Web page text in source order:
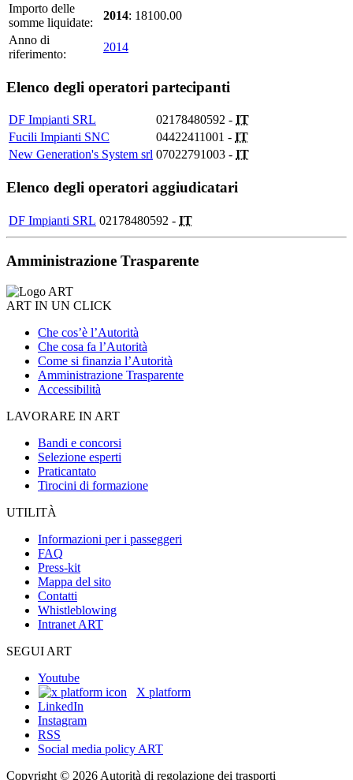
Importo delle
somme liquidate:
2014: 18100.00
Anno di
riferimento:
2014
Elenco degli operatori partecipanti
DF Impianti SRL 02178480592 - IT
Fucili Impianti SNC
04422411001 - IT
New Generation's System srl 07022791003 - IT
Elenco degli operatori aggiudicatari
DF Impianti SRL 02178480592 - IT
Amministrazione Trasparente
ART IN UN CLICK
Che cos’è l’Autorità
Che cosa fa l’Autorità
Come si finanzia l’Autorità
Amministrazione Trasparente
Accessibilità
LAVORARE IN ART
Bandi e concorsi
Selezione esperti
Praticantato
Tirocini di formazione
UTILITÀ
Informazioni per i passeggeri
FAQ
Press-kit
Mappa del sito
Contatti
Whistleblowing
Intranet ART
SEGUI ART
Youtube
X platform
LinkedIn
Instagram
RSS
Social media policy ART
Copyright © 2026 Autorità di regolazione dei trasporti